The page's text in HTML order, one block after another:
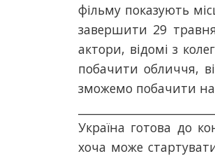
фільму показують
завершити 29
актори, відомі з
побачити обличчя,
зможемо побачити на
Україна готова до
хоча може